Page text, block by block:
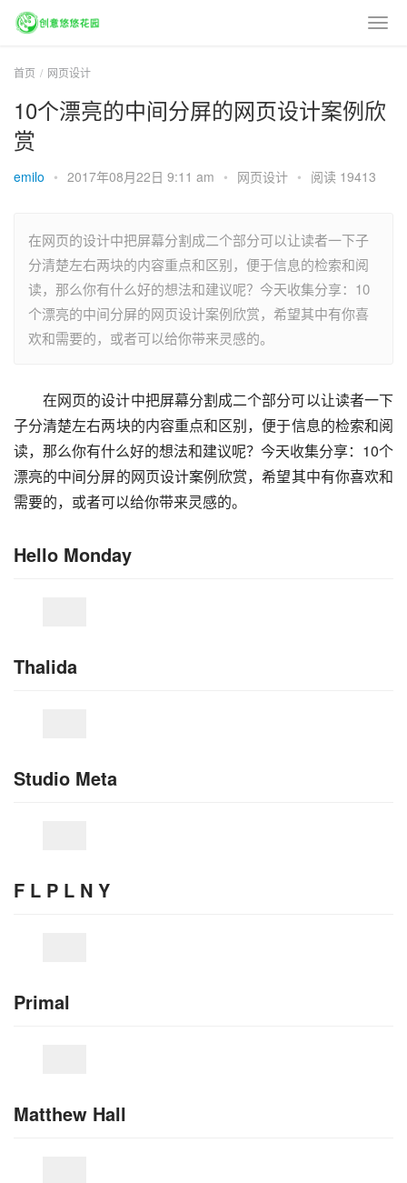
首页 网页设计
10个漂亮的中间分屏的网页设计案例欣
赏
emilo • 2017年08月22日 9:11 am • 网页设计 • 阅读 19413
在网页的设计中把屏幕分割成二个部分可以让读者一下子
分清楚左右两块的内容重点和区别，便于信息的检索和阅
读，那么你有什么好的想法和建议呢？今天收集分享：10
个漂亮的中间分屏的网页设计案例欣赏，希望其中有你喜
欢和需要的，或者可以给你带来灵感的。
在网页的设计中把屏幕分割成二个部分可以让读者一下
子分清楚左右两块的内容重点和区别，便于信息的检索和阅
读，那么你有什么好的想法和建议呢？今天收集分享：10个
漂亮的中间分屏的网页设计案例欣赏，希望其中有你喜欢和
需要的，或者可以给你带来灵感的。
Hello Monday
Thalida
Studio Meta
F L P L N Y
Primal
Matthew Hall